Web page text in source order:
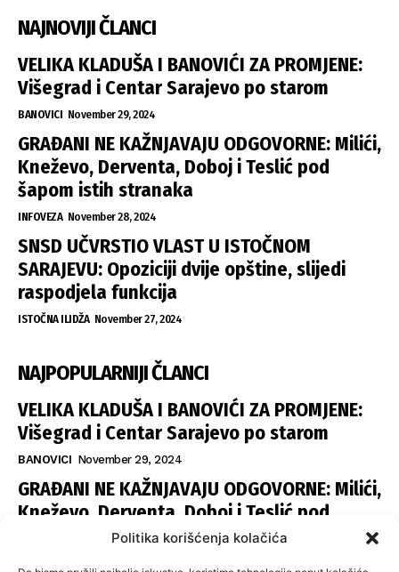
Politika korišćenja kolačića
NAJNOVIJI ČLANCI
VELIKA KLADUŠA I BANOVIĆI ZA PROMJENE:
Višegrad i Centar Sarajevo po starom
BANOVICI November 29, 2024
GRAĐANI NE KAŽNJAVAJU ODGOVORNE: Milići,
Kneževo, Derventa, Doboj i Teslić pod
šapom istih stranaka
INFOVEZA November 28, 2024
SNSD UČVRSTIO VLAST U ISTOČNOM
SARAJEVU: Opoziciji dvije opštine, slijedi
raspodjela funkcija
ISTOČNA ILIDŽA November 27, 2024
NAJPOPULARNIJI ČLANCI
VELIKA KLADUŠA I BANOVIĆI ZA PROMJENE:
Višegrad i Centar Sarajevo po starom
BANOVICI November 29, 2024
GRAĐANI NE KAŽNJAVAJU ODGOVORNE: Milići,
Kneževo, Derventa, Doboj i Teslić pod
šapom istih stranaka